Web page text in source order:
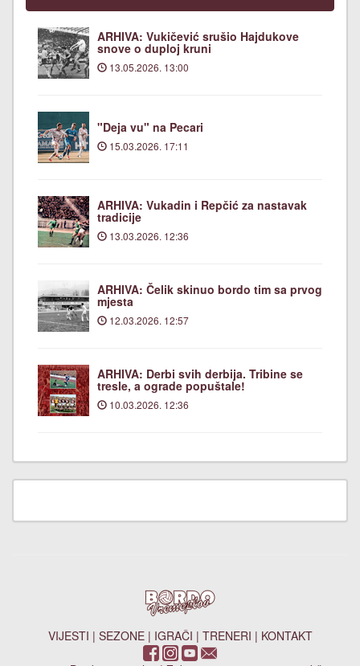
ARHIVA: Vukičević srušio Hajdukove
snove o duploj kruni
13.05.2026. 13:00
"Deja vu" na Pecari
15.03.2026. 17:11
ARHIVA: Vukadin i Repčić za nastavak
tradicije
13.03.2026. 12:36
ARHIVA: Čelik skinuo bordo tim sa prvog
mjesta
12.03.2026. 12:57
ARHIVA: Derbi svih derbija. Tribine se
tresle, a ograde popuštale!
10.03.2026. 12:36
VIJESTI | SEZONE| IGRAČI | TRENERI | KONTAKT